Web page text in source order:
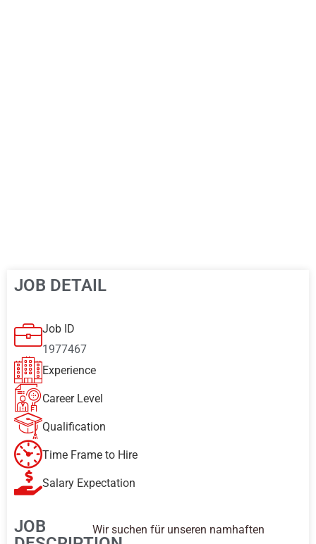
JOB DETAIL
Job ID
1977467
Experience
Career Level
Qualification
Time Frame to Hire
Salary Expectation
JOB
Wir suchen für unseren namhaften